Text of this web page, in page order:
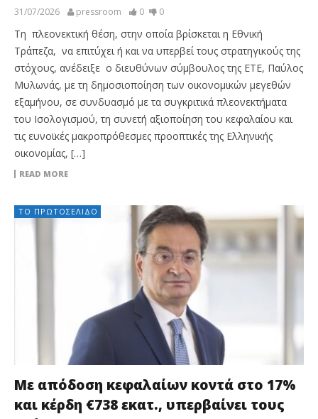
31/07/2026 pressroom 0 0
Τη πλεονεκτική θέση, στην οποία βρίσκεται η Εθνική
Τράπεζα, να επιτύχει ή και να υπερβεί τους στρατηγικούς της
στόχους, ανέδειξε ο διευθύνων σύμβουλος της ΕΤΕ, Παύλος
Μυλωνάς, με τη δημοσιοποίηση των οικονομικών μεγεθών
εξαμήνου, σε συνδυασμό με τα συγκριτικά πλεονεκτήματα
του Ισολογισμού, τη συνετή αξιοποίηση του κεφαλαίου και
τις ευνοϊκές μακροπρόθεσμες προοπτικές της Ελληνικής
οικονομίας, […]
READ MORE
ΤΟ ΠΡΩΤΟΣΈΛΙΔΟ
Με απόδοση κεφαλαίων κοντά στο 17%
και κέρδη €738 εκατ., υπερβαίνει τους